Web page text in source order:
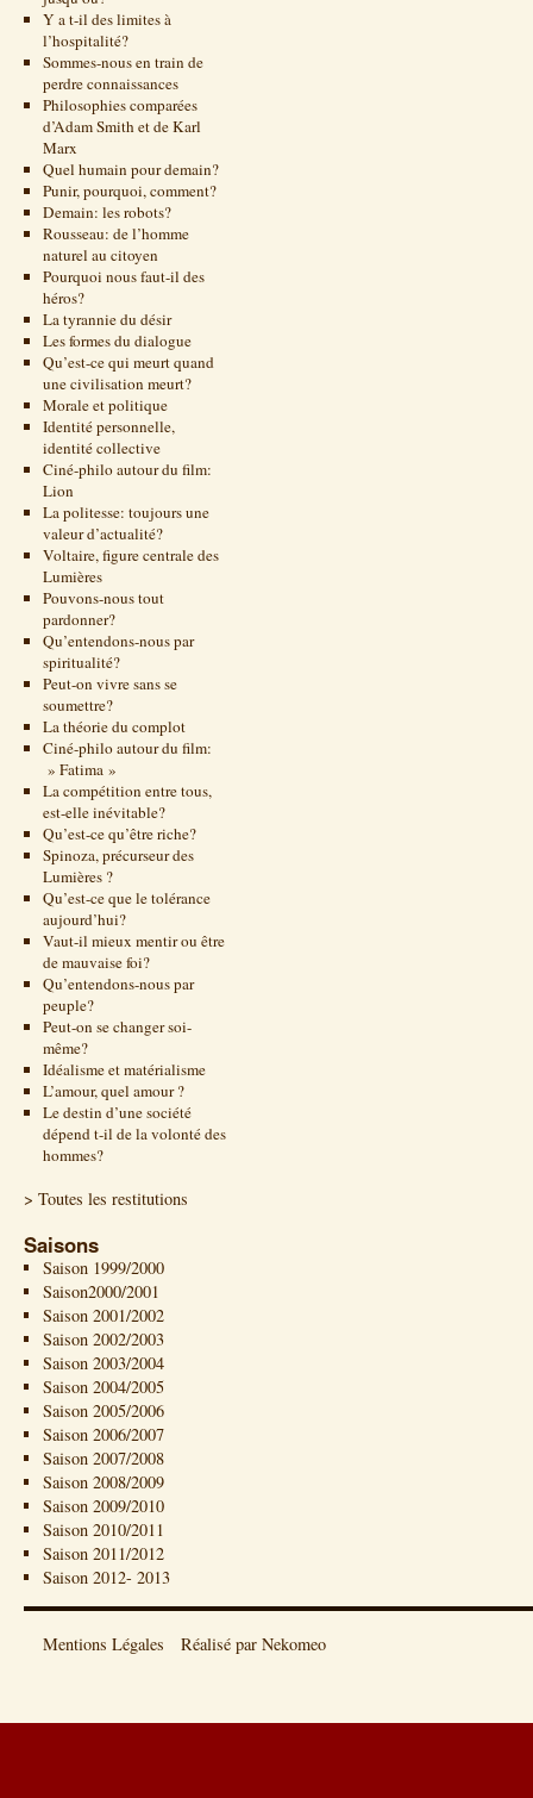
Y a t-il des limites à
l’hospitalité?
Sommes-nous en train de
perdre connaissances
Philosophies comparées
d’Adam Smith et de Karl
Marx
Quel humain pour demain?
Punir, pourquoi, comment?
Demain: les robots?
Rousseau: de l’homme
naturel au citoyen
Pourquoi nous faut-il des
héros?
La tyrannie du désir
Les formes du dialogue
Qu’est-ce qui meurt quand
une civilisation meurt?
Morale et politique
Identité personnelle,
identité collective
Ciné-philo autour du film:
Lion
La politesse: toujours une
valeur d’actualité?
Voltaire, figure centrale des
Lumières
Pouvons-nous tout
pardonner?
Qu’entendons-nous par
spiritualité?
Peut-on vivre sans se
soumettre?
La théorie du complot
Ciné-philo autour du film:
» Fatima »
La compétition entre tous,
est-elle inévitable?
Qu’est-ce qu’être riche?
Spinoza, précurseur des
Lumières ?
Qu’est-ce que le tolérance
aujourd’hui?
Vaut-il mieux mentir ou être
de mauvaise foi?
Qu’entendons-nous par
peuple?
Peut-on se changer soi-
même?
Idéalisme et matérialisme
L’amour, quel amour ?
Le destin d’une société
dépend t-il de la volonté des
hommes?
> Toutes les restitutions
Saisons
Saison 1999/2000
Saison2000/2001
Saison 2001/2002
Saison 2002/2003
Saison 2003/2004
Saison 2004/2005
Saison 2005/2006
Saison 2006/2007
Saison 2007/2008
Saison 2008/2009
Saison 2009/2010
Saison 2010/2011
Saison 2011/2012
Saison 2012- 2013
Mentions Légales Réalisé par Nekomeo